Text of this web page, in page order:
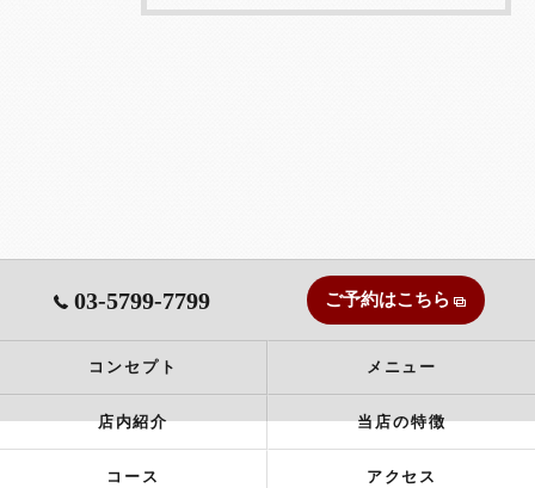
03-5799-7799 ご予約はこちら
コンセプト メニュー
店内紹介 当店の特徴
コース アクセス